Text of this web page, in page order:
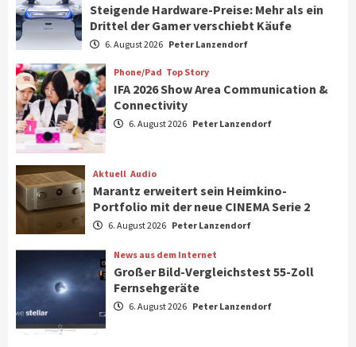
7
Smart Living Top Story
Verbraucher setzen immer mehr auf
1
Aktuell
Steigende Hardware-Preise: Mehr als ein
Drittel der Gamer verschiebt Käufe
2
Phone/Pad Top Story
IFA 2026 Show Area Communication &
Aktuell Audio
Marantz erweitert sein Heimkino-
Portfolio mit der neue CINEMA Serie 2
Steigende Hardware-Preise: Mehr als ein
Drittel der Gamer verschiebt Käufe
6. August 2026 Peter Lanzendorf
Phone/Pad Top Story
IFA 2026 Show Area Communication &
Connectivity
6. August 2026 Peter Lanzendorf
Aktuell Audio
Marantz erweitert sein Heimkino-
Portfolio mit der neue CINEMA Serie 2
6. August 2026 Peter Lanzendorf
News aus dem Internet
Großer Bild-Vergleichstest 55-Zoll
Fernsehgeräte
6. August 2026 Peter Lanzendorf